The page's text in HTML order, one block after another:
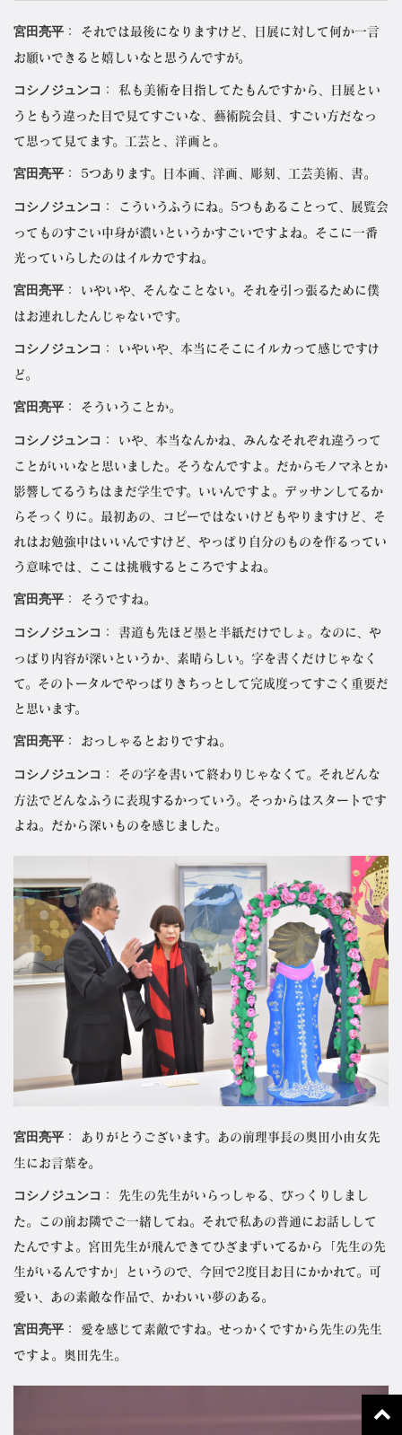
宮田亮平 ： それでは最後になりますけど、日展に対して何か一言
お願いできると嬉しいなと思うんですが。
コシノジュンコ ： 私も美術を目指してたもんですから、日展とい
うともう違った目で見てすごいな、藝術院会員、すごい方だなっ
て思って見てます。工芸と、洋画と。
宮田亮平 ： 5つあります。日本画、洋画、彫刻、工芸美術、書。
コシノジュンコ ： こういうふうにね。5つもあることって、展覧会
ってものすごい中身が濃いというかすごいですよね。そこに一番
光っていらしたのはイルカですね。
宮田亮平 ： いやいや、そんなことない。それを引っ張るために僕
はお連れしたんじゃないです。
コシノジュンコ ： いやいや、本当にそこにイルカって感じですけ
ど。
宮田亮平 ： そういうことか。
コシノジュンコ ： いや、本当なんかね、みんなそれぞれ違うって
ことがいいなと思いました。そうなんですよ。だからモノマネとか
影響してるうちはまだ学生です。いいんですよ。デッサンしてるか
らそっくりに。最初あの、コピーではないけどもやりますけど、そ
れはお勉強中はいいんですけど、やっぱり自分のものを作るってい
う意味では、ここは挑戦するところですよね。
宮田亮平 ： そうですね。
コシノジュンコ ： 書道も先ほど墨と半紙だけでしょ。なのに、や
っぱり内容が深いというか、素晴らしい。字を書くだけじゃなく
て。そのトータルでやっぱりきちっとして完成度ってすごく重要だ
と思います。
宮田亮平 ： おっしゃるとおりですね。
コシノジュンコ ： その字を書いて終わりじゃなくて。それどんな
方法でどんなふうに表現するかっていう。そっからはスタートです
よね。だから深いものを感じました。
宮田亮平 ： ありがとうございます。あの前理事長の奥田小由女先
生にお言葉を。
コシノジュンコ ： 先生の先生がいらっしゃる、びっくりしまし
た。この前お隣でご一緒してね。それで私あの普通にお話しして
たんですよ。宮田先生が飛んできてひざまずいてるから「先生の先
生がいるんですか」というので、今回で2度目お目にかかれて。可
愛い、あの素敵な作品で、かわいい夢のある。
宮田亮平 ： 愛を感じて素敵ですね。せっかくですから先生の先生
ですよ。奥田先生。